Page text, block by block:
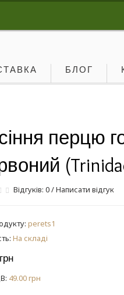
БЛОГ
перцю
Відгуків: 0/Написати відгук
perets1
На складі
49.00 грн